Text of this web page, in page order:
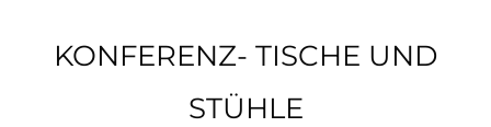
KONFERENZ- TISCHE UND
STÜHLE